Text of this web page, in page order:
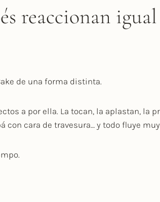
reaccionan
de una forma distinta.
a por ella. La tocan, la aplastan, la
con cara de travesura… y todo fluye